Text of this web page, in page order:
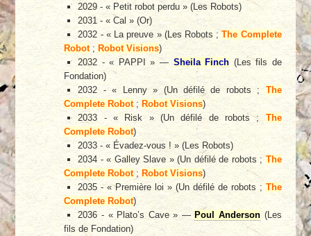
2029 - « Petit robot perdu » (Les Robots)
2031 - « Cal » (Or)
2032 - « La preuve » (Les Robots ;The Complete
Robot; Robot Visions)
2032 - « PAPPI » — Sheila Finch (Les fils de
Fondation)
2032 - « Lenny » (Un défilé de robots ; The
Complete Robot; Robot Visions)
2033 - « Risk » (Un défilé de robots ;The
Complete Robot)
2033 - « Évadez-vous ! » (Les Robots)
2034 - « Galley Slave » (Un défilé de robots ; The
Complete Robot; Robot Visions)
2035 - « Première loi » (Un défilé de robots ; The
Complete Robot)
2036 - « Plato’s Cave » — Poul Anderson (Les
fils de Fondation)